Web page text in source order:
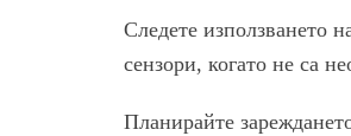
Следете използването
сензори, когато не са
Планирайте